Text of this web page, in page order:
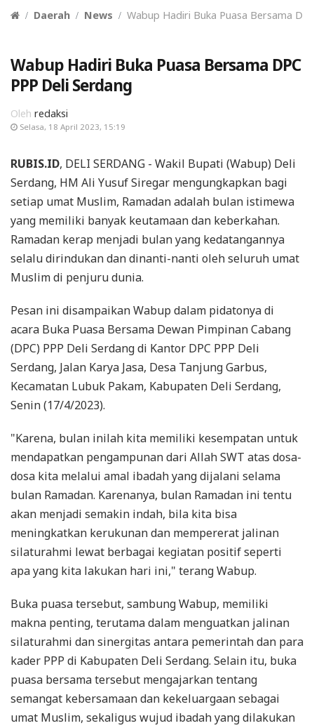
Daerah News Wabup Hadiri Buka Puasa Bersama
Wabup Hadiri Buka Puasa Bersama DPC
PPP Deli Serdang
Oleh redaksi
Selasa, 18 April 2023, 15:19
RUBIS.ID, DELI SERDANG - Wakil Bupati (Wabup) Deli
Serdang, HM Ali Yusuf Siregar mengungkapkan bagi
setiap umat Muslim, Ramadan adalah bulan istimewa
yang memiliki banyak keutamaan dan keberkahan.
Ramadan kerap menjadi bulan yang kedatangannya
selalu dirindukan dan dinanti-nanti oleh seluruh umat
Muslim di penjuru dunia.
Pesan ini disampaikan Wabup dalam pidatonya di
acara Buka Puasa Bersama Dewan Pimpinan Cabang
(DPC) PPP Deli Serdang di Kantor DPC PPP Deli
Serdang, Jalan Karya Jasa, Desa Tanjung Garbus,
Kecamatan Lubuk Pakam, Kabupaten Deli Serdang,
Senin (17/4/2023).
"Karena, bulan inilah kita memiliki kesempatan untuk
mendapatkan pengampunan dari Allah SWT atas dosa-
dosa kita melalui amal ibadah yang dijalani selama
bulan Ramadan. Karenanya, bulan Ramadan ini tentu
akan menjadi semakin indah, bila kita bisa
meningkatkan kerukunan dan mempererat jalinan
silaturahmi lewat berbagai kegiatan positif seperti
apa yang kita lakukan hari ini," terang Wabup.
Buka puasa tersebut, sambung Wabup, memiliki
makna penting, terutama dalam menguatkan jalinan
silaturahmi dan sinergitas antara pemerintah dan para
kader PPP di Kabupaten Deli Serdang. Selain itu, buka
puasa bersama tersebut mengajarkan tentang
semangat kebersamaan dan kekeluargaan sebagai
umat Muslim, sekaligus wujud ibadah yang dilakukan